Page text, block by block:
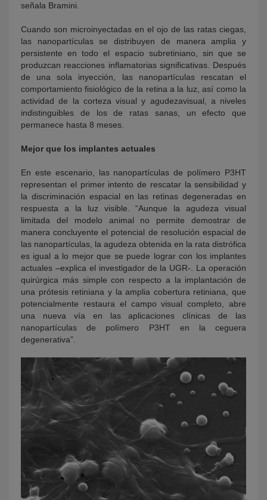
señala Bramini.
Cuando son microinyectadas en el ojo de las ratas ciegas,
las nanopartículas se distribuyen de manera amplia y
persistente en todo el espacio subretiniano, sin que se
produzcan reacciones inflamatorias significativas. Después
de una sola inyección, las nanopartículas rescatan el
comportamiento fisiológico de la retina a la luz, así como la
actividad de la corteza visual y agudezavisual, a niveles
indistinguibles de los de ratas sanas, un efecto que
permanece hasta 8 meses.
Mejor que los implantes actuales
En este escenario, las nanopartículas de polímero P3HT
representan el primer intento de rescatar la sensibilidad y
la discriminación espacial en las retinas degeneradas en
respuesta a la luz visible. “Aunque la agudeza visual
limitada del modelo animal no permite demostrar de
manera concluyente el potencial de resolución espacial de
las nanopartículas, la agudeza obtenida en la rata distrófica
es igual a lo mejor que se puede lograr con los implantes
actuales –explica el investigador de la UGR-. La operación
quirúrgica más simple con respecto a la implantación de
una prótesis retiniana y la amplia cobertura retiniana, que
potencialmente restaura el campo visual completo, abre
una nueva vía en las aplicaciones clínicas de las
nanopartículas de polímero P3HT en la ceguera
degenerativa”.